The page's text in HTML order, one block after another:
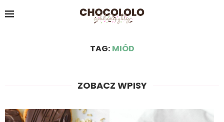
TAG: MIÓD
ZOBACZ WPISY